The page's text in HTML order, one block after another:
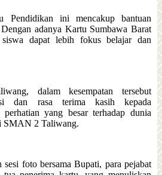
Pendidikan ini mencakup bantuan
adanya Kartu Sumbawa Barat
dapat lebih fokus belajar dan
dalam kesempatan tersebut
dan rasa terima kasih kepada
perhatian yang besar terhadap dunia
SMAN 2 Taliwang.
foto bersama Bupati, para pejabat